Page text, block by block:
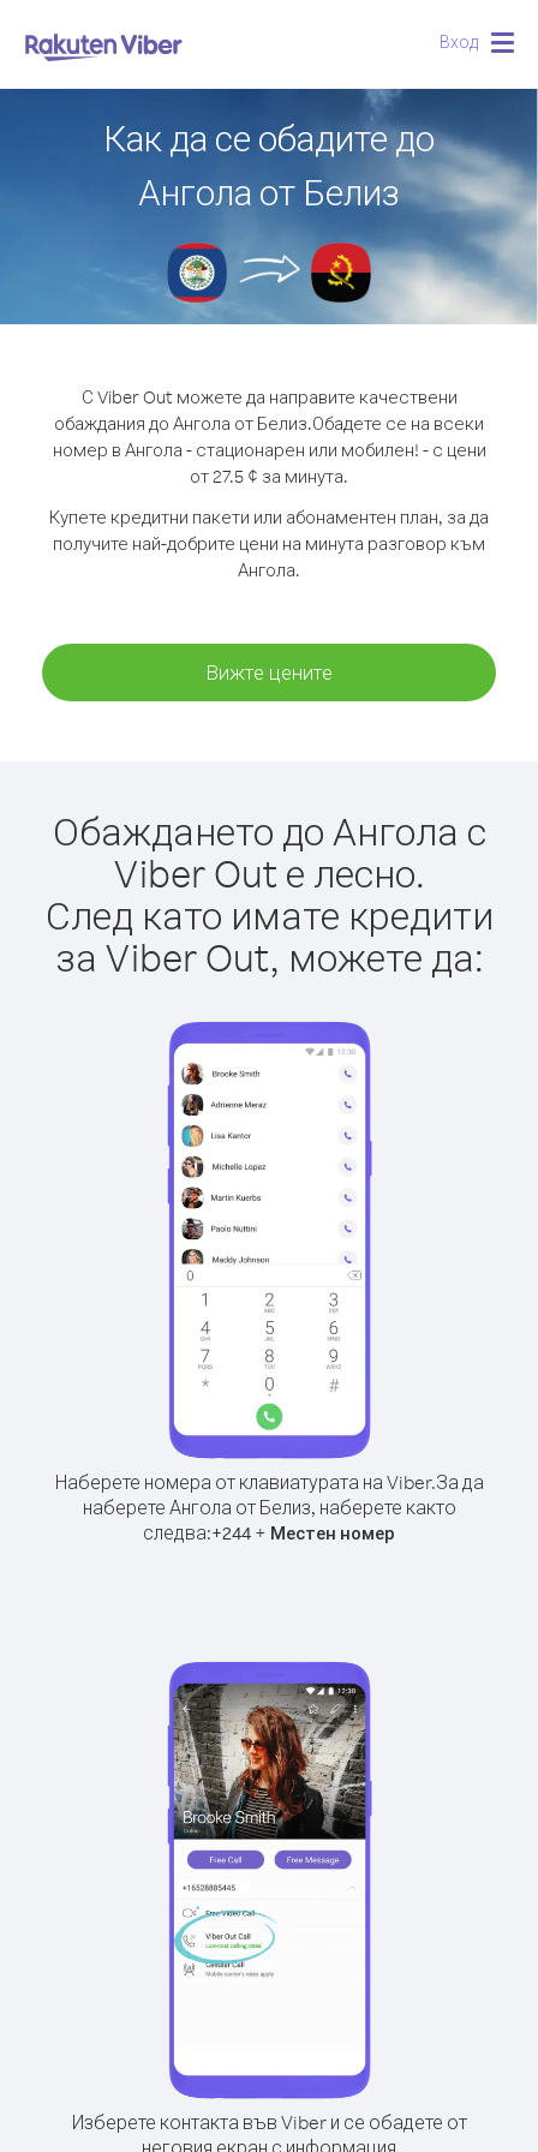
Вход
Как да се обадите до
Ангола от Белиз
С Viber Out можете да направите качествени
обаждания до Ангола от Белиз.Обадете се на всеки
номер в Ангола - стационарен или мобилен! - с цени
от 27.5 ¢ за минута.
Купете кредитни пакети или абонаментен план, за да
получите най-добрите цени на минута разговор към
Ангола.
Вижте цените
Обаждането до Ангола с
Viber Out е лесно.
След като имате кредити
за Viber Out, можете да:
Наберете номера от клавиатурата на Viber.За да
наберете Ангола от Белиз, наберете както
следва:+244 + Местен номер
Изберете контакта във Viber и се обадете от
неговия екран с информация